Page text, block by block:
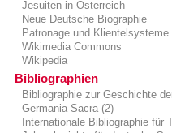
Jesuiten in Österreich
Neue Deutsche Biographie
Patronage und
Wikimedia Commons
Wikipedia
Bibliographien
Bibliographie zur Geschichte
Germania Sacra (2)
Internationale Bibliographie für